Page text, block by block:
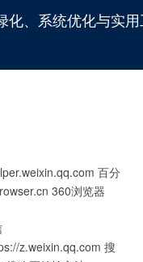
化、系统优化与实
百分
360浏览器
z.weixin.qq.com 搜